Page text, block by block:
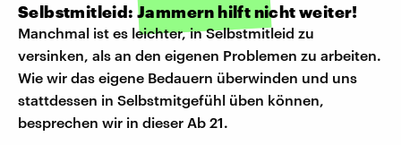
Selbstmitleid: Jammern hilft nicht weiter!
Manchmal ist es leichter, in Selbstmitleid zu
versinken, als an den eigenen Problemen zu arbeiten.
Wie wir das eigene Bedauern überwinden und uns
stattdessen in Selbstmitgefühl üben können,
besprechen wir in dieser Ab 21.